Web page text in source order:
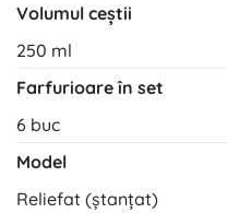
Volumul ceștii
250 ml
Farfurioare în set
6 buc
Model
Reliefat (ștanțat)